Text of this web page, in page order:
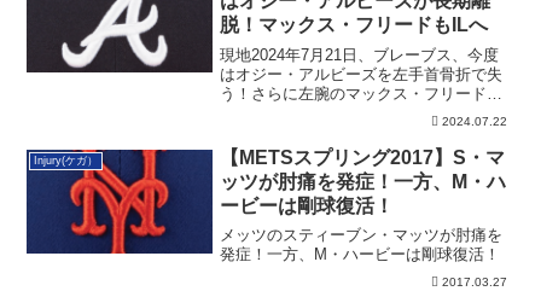
脱！マックス・フリードもILへ
現地2024年7月21日、ブレーブス、今度
はオジー・アルビーズを左手首骨折で失
う！さらに左腕のマックス・フリードも
2024.07.22
Injury(ケガ）
【METSスプリング2017】S・マ
ッツが肘痛を発症！一方、M・ハ
ービーは剛球復活！
メッツのスティーブン・マッツが肘痛を
発症！一方、M・ハービーは剛球復活！
2017.03.27